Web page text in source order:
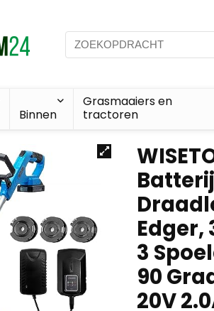
Binnen
Grasmaaiers en
tractoren
3
90
20V